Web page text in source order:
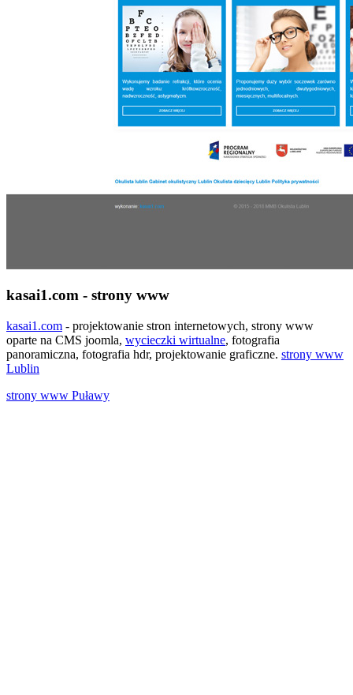
kasai1.com - strony www
kasai1.com - projektowanie stron internetowych, strony www
oparte na CMS joomla, wycieczki wirtualne, fotografia
panoramiczna, fotografia hdr, projektowanie graficzne. strony www
Lublin
strony www Puławy